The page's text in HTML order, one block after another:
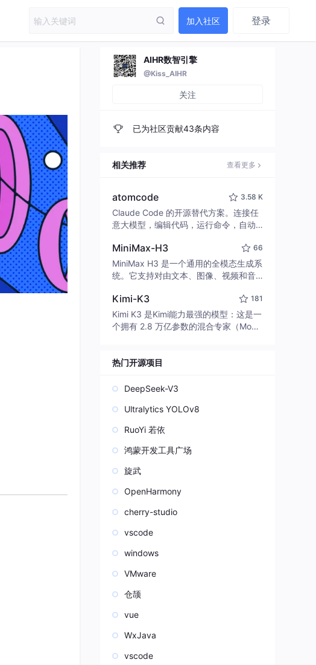
加入社区 登录
AIHR数智引擎
@Kiss_AIHR
关注
已为社区贡献43条内容
相关推荐 查看更多
atomcode 3.58 K
Claude Code 的开源替代方案。连接任
意大模型，编辑代码，运行命令，自动
致性能。 ｜ An open-source alternativ
e to Claude Code. Connect any LLM,
edit code, run commands, and verify
MiniMax-H3 66
MiniMax H3 是一个通用的全模态生成系
统。它支持对由文本、图像、视频和音
并能生成分辨率高达 2K、时长可达 15
秒的带原生立体声音频的视频。得益于
面向任务泛化的系统设计，H3 在预训练
模态指令。
Kimi-K3 181
Kimi K3 是Kimi能力最强的模型：这是一
个拥有 2.8 万亿参数的混合专家（Mo
热门开源项目
DeepSeek-V3
Ultralytics YOLOv8
RuoYi 若依
鸿蒙开发工具广场
旋武
OpenHarmony
cherry-studio
vscode
windows
VMware
仓颉
vue
WxJava
vscode